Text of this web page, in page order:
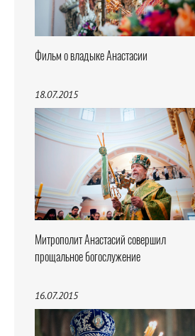
Фильм о владыке Анастасии
18.07.2015
Митрополит Анастасий совершил
прощальное богослужение
16.07.2015